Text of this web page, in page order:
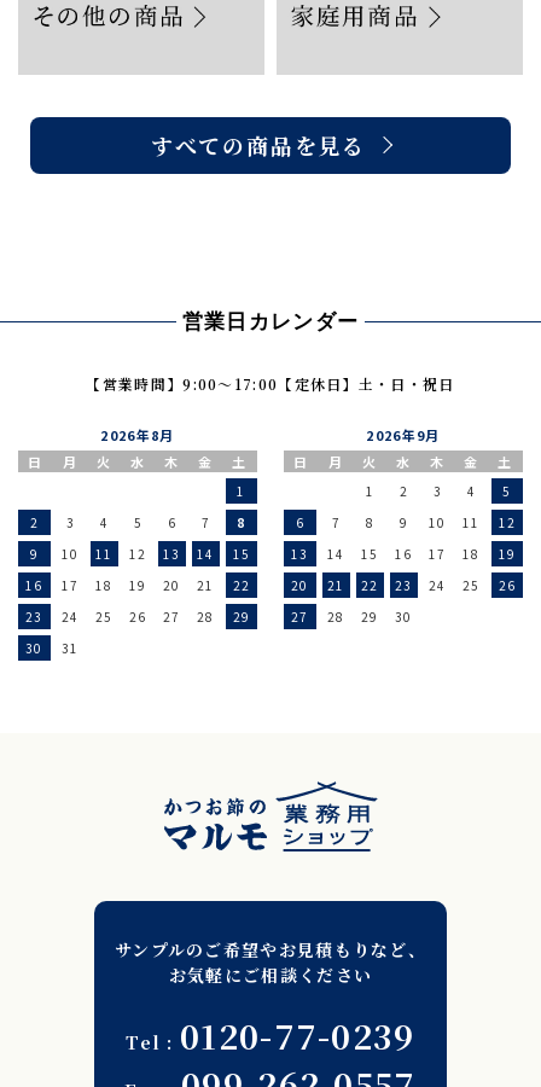
すべての商品を見る
営業日カレンダー
【営業時間】9:00〜17:00 【定休日】土・日・祝日
2026年8月
日
月 火 水 木 金 土
1
2
3 4 5 6 7
8
9
10 11 12 13 14
15
16
17 18 19 20 21
22
23
24 25 26 27 28
29
30
31
2026年9月
日
月 火 水 木 金 土
1 2 3 4
5
6
7 8 9 10 11
12
13
14 15 16 17 18
19
20
21 22 23 24 25
26
27
28 29 30
サンプルのご希望やお見積もりなど、
お気軽にご相談ください
0120-77-0239